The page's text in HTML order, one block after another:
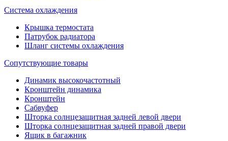
Система охлаждения
Крышка термостата
Патрубок радиатора
Шланг системы охлаждения
Сопутствующие товары
Динамик высокочастотный
Кронштейн динамика
Кронштейн
Сабвуфер
Шторка солнцезащитная задней левой двери
Шторка солнцезащитная задней правой двери
Ящик в багажник